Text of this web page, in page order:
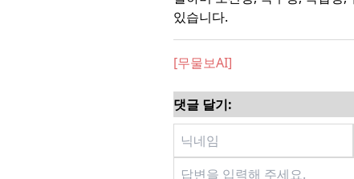
있습니다.
[무물보AI]
댓글 달기: